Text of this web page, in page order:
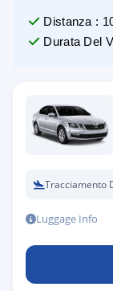
Distanza :
Durata Del
Tracciamento
Luggage Info